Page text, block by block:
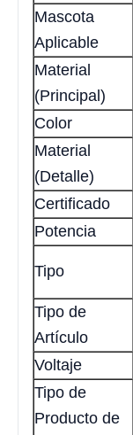
Mascota
Aplicable
Material
(Principal)
Color
Material
(Detalle)
Certificado
Potencia
Tipo
Tipo de
Artículo
Voltaje
Tipo de
Producto de